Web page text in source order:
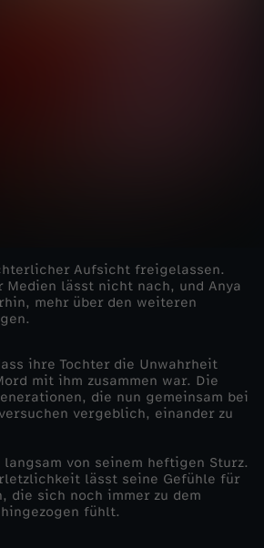
Aufsicht freigelassen.
Medien lässt nicht nach, und Anya
mehr über den weiteren
ihre Tochter die Unwahrheit
mit ihm zusammen war. Die
die nun gemeinsam bei
vergeblich, einander zu
von seinem heftigen Sturz.
lässt seine Gefühle für
die sich noch immer zu dem
fühlt.